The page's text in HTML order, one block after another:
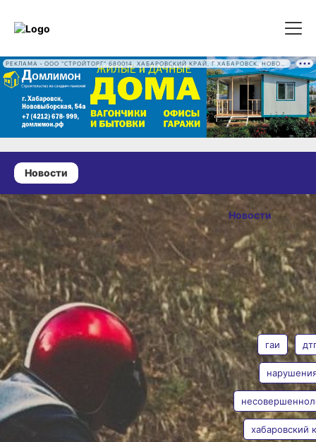
Новости
29 июля 2025 г., 18:04
В Солнечном
районе
Хабаровского
края
травмирован
13-летний
мотоциклист
К ответственности
привлечены родители
подростка
Фото:pxhere.com
По предварительным
данным, сегодня ночью –
Новости
ОПУБЛИКОВАНО
29 июля 2025 г., 18:04
АВТОР
Майя
Николаева
ТЕГИ
гаи
хабаровский